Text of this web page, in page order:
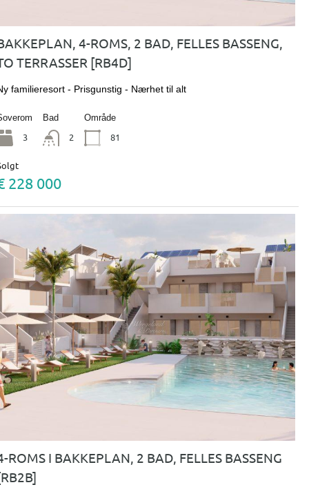
4-ROMS, 2 BAD, FELLES BASSENG,
TERRASSER [RB4D]
familieresort - Prisgunstig - Nærhet til alt
3
Bad
2
Område
81
228 000
ROMS I BAKKEPLAN, 2 BAD, FELLES BASSENG